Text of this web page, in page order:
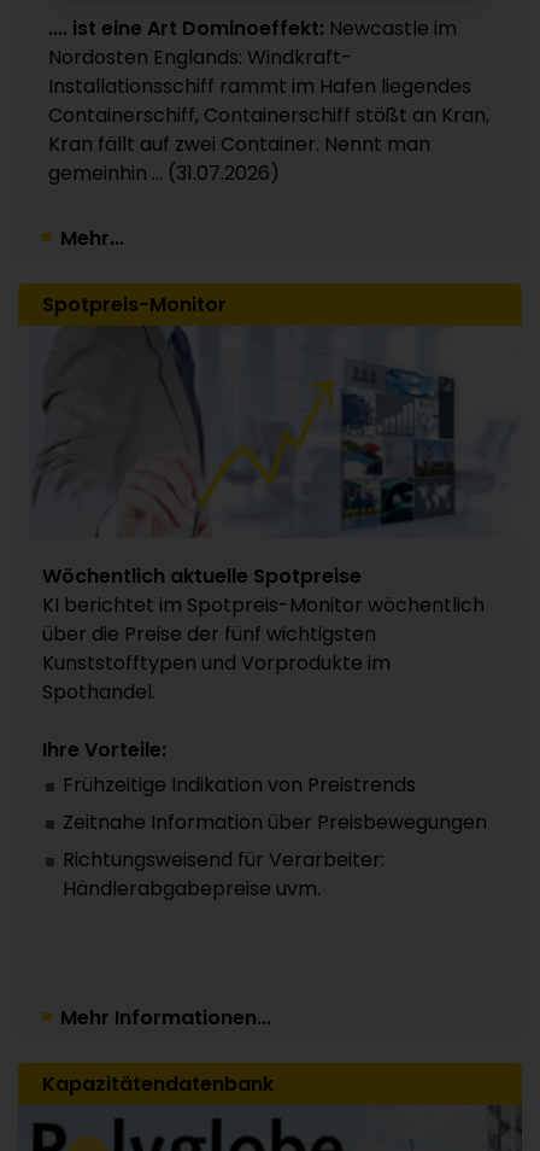
Hohe Verkaufspreise bringen die Wende /
Nettoergebnis wieder im positiven Bereich
24.07.2026
.... ist eine Art Dominoeffekt: Newcastle im
Nordosten Englands: Windkraft-
Installationsschiff rammt im Hafen liegendes
Containerschiff, Containerschiff stößt an Kran,
Kran fällt auf zwei Container. Nennt man
gemeinhin ... (31.07.2026)
Mehr...
Spotpreis-Monitor
Wöchentlich aktuelle Spotpreise
KI berichtet im Spotpreis-Monitor wöchentlich
über die Preise der fünf wichtigsten
Kunststofftypen und Vorprodukte im
Spothandel.
Ihre Vorteile:
Frühzeitige Indikation von Preistrends
Zeitnahe Information über Preisbewegungen
Richtungsweisend für Verarbeiter:
Händlerabgabepreise uvm.
Mehr Informationen...
Kapazitätendatenbank